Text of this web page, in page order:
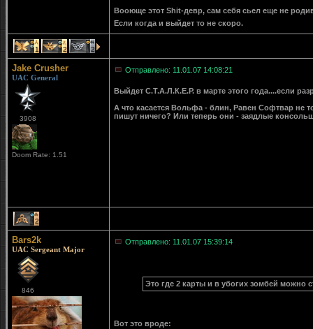
Вооюще этот Shit-девр, сам себя сьел еще не
Если когда и выйдет то не скоро.
1 2 2
Jake Crusher
UAC General
3908
Doom Rate: 1.51
Отправлено: 11.01.07 14:08:21
Выйдет С.Т.А.Л.К.Е.Р. в марте этого года....если
А что касается Вольфа - блин, Равен Софтвар не
пишут ничего? Или теперь они - заядлые
2
Bars2k
UAC Sergeant Major
846
Отправлено: 11.01.07 15:39:14
Это где 2 карты и в убогих зомбей можно
Вот это вроде: